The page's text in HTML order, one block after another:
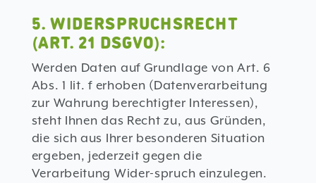
5. WIDERSPRUCHSRECHT
(ART. 21 DSGVO):
Werden Daten auf Grundlage von Art. 6
Abs. 1 lit. f erhoben (Datenverarbeitung
zur Wahrung berechtigter Interessen),
steht Ihnen das Recht zu, aus Gründen,
die sich aus Ihrer besonderen Situation
ergeben, jederzeit gegen die
Verarbeitung Wider-spruch einzulegen.